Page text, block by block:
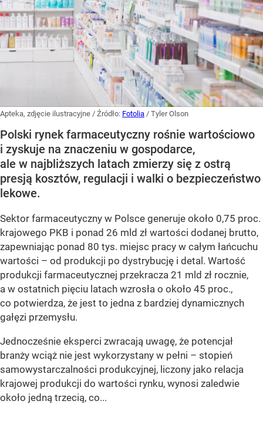
Apteka, zdjęcie ilustracyjne / Źródło: Fotolia / Tyler Olson
Polski rynek farmaceutyczny rośnie wartościowo
i zyskuje na znaczeniu w gospodarce,
ale w najbliższych latach zmierzy się z ostrą
presją kosztów, regulacji i walki o bezpieczeństwo
lekowe.
Sektor farmaceutyczny w Polsce generuje około 0,75 proc.
krajowego PKB i ponad 26 mld zł wartości dodanej brutto,
zapewniając ponad 80 tys. miejsc pracy w całym łańcuchu
wartości – od produkcji po dystrybucję i detal. Wartość
produkcji farmaceutycznej przekracza 21 mld zł rocznie,
a w ostatnich pięciu latach wzrosła o około 45 proc.,
co potwierdza, że jest to jedna z bardziej dynamicznych
gałęzi przemysłu.
Jednocześnie eksperci zwracają uwagę, że potencjał
branży wciąż nie jest wykorzystany w pełni – stopień
samowystarczalności produkcyjnej, liczony jako relacja
krajowej produkcji do wartości rynku, wynosi zaledwie
około jedną trzecią, co...